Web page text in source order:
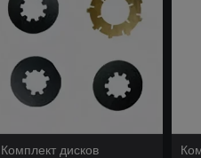
Комплект дисков